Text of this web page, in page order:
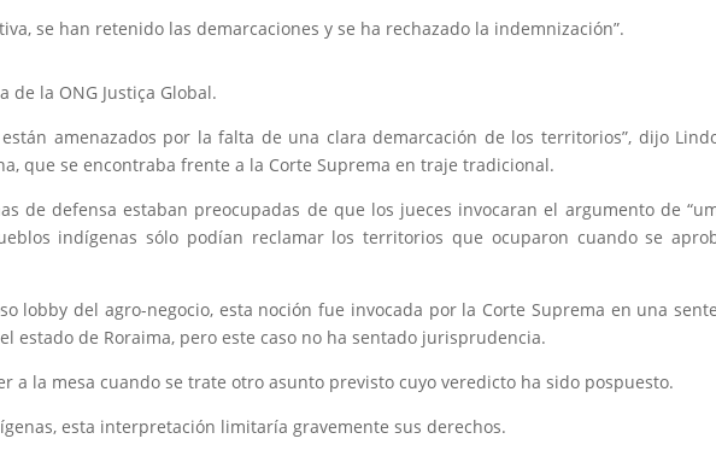
se han retenido las demarcaciones y se ha rechazado la indemnización”.
de la ONG Justiça Global.
amenazados por la falta de una clara demarcación de los territorios”, dijo
que se encontraba frente a la Corte Suprema en traje tradicional.
de defensa estaban preocupadas de que los jueces invocaran el argumento de
indígenas sólo podían reclamar los territorios que ocuparon cuando se
lobby del agro-negocio, esta noción fue invocada por la Corte Suprema en una
estado de Roraima, pero este caso no ha sentado jurisprudencia.
a la mesa cuando se trate otro asunto previsto cuyo veredicto ha sido pospuesto.
esta interpretación limitaría gravemente sus derechos.